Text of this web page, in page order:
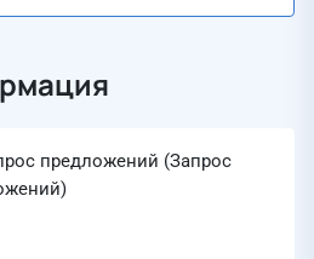
предложений (Запрос